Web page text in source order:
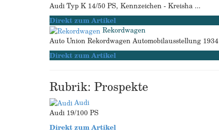
Audi Typ K 14/50 PS, Kennzeichen - Kreisha ...
Direkt zum Artikel
Rekordwagen
Auto Union Rekordwagen Automobilausstellung 1934
Direkt zum Artikel
Rubrik: Prospekte
Audi
Audi 19/100 PS
Direkt zum Artikel